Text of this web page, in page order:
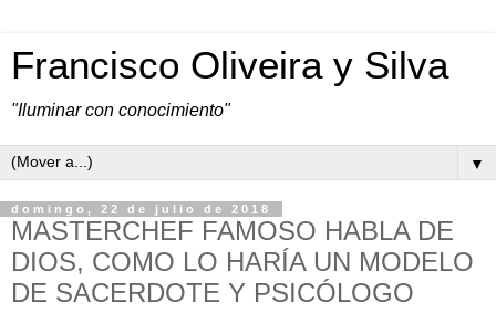
Francisco Oliveira y Silva
"Iluminar con conocimiento"
▼
domingo, 22 de julio de 2018
MASTERCHEF FAMOSO HABLA DE
DIOS, COMO LO HARÍA UN MODELO
DE SACERDOTE Y PSICÓLOGO